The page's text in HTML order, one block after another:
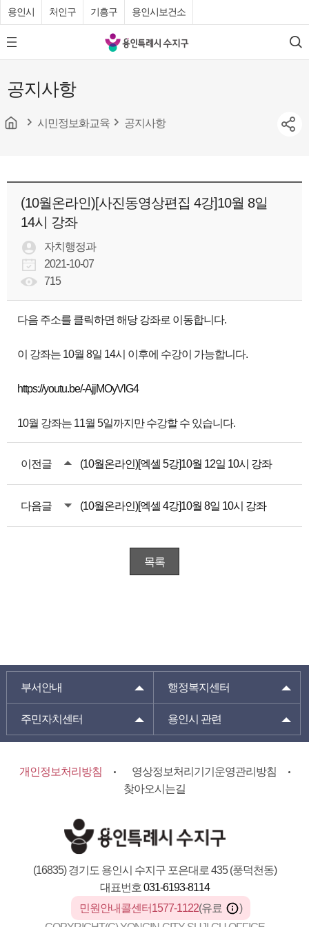
용인시 처인구 기흥구 용인시보건소
모
바
메
뉴
튼
용
인
수
청
검
색
공지사항
시민정보화교육 공지사항
(10월온라인)[사진동영상편집 4강]10월 8일
14시 강좌
자치행정과
2021-10-07
715
다음 주소를 클릭하면 해당 강좌로 이동합니다.
이 강좌는 10월 8일 14시 이후에 수강이 가능합니다.
https://youtu.be/-AjjMOyVlG4
10월 강좌는 11월 5일까지만 수강할 수 있습니다.
이전글 (10월온라인)[엑셀 5강]10월 12일 10시 강좌
다음글 (10월온라인)[엑셀 4강]10월 8일 10시 강좌
목록
부서안내 행정복지센터
주민자치센터 용인시 관련
개인정보처리방침
영상정보처리기기운영관리방침
찾아오시는길
(16835) 경기도 용인시 수지구 포은대로 435 (풍덕천동)
대표번호 031-6193-8114
민원안내콜센터1577-1122(유료
)